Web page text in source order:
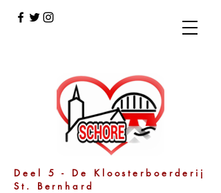
Deel 5 - De Kloosterboerderij
St. Bernhard